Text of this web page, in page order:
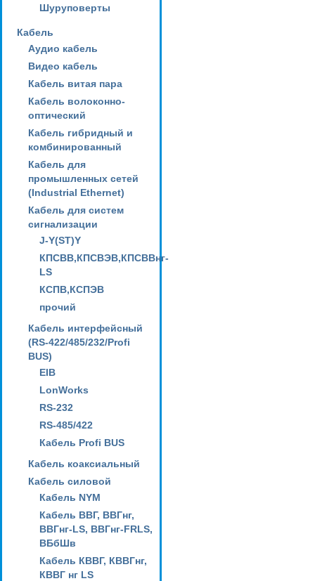
Шуруповерты
Кабель
Аудио кабель
Видео кабель
Кабель витая пара
Кабель волоконно-
оптический
Кабель гибридный и
комбинированный
Кабель для
промышленных сетей
(Industrial Ethernet)
Кабель для систем
сигнализации
J-Y(ST)Y
КПСВВ,КПСВЭВ,КПСВВнг-
LS
КСПВ,КСПЭВ
прочий
Кабель интерфейсный
(RS-422/485/232/Profi
BUS)
EIB
LonWorks
RS-232
RS-485/422
Кабель Profi BUS
Кабель коаксиальный
Кабель силовой
Кабель NYM
Кабель ВВГ, ВВГнг,
ВВГнг-LS, ВВГнг-FRLS,
ВБбШв
Кабель КВВГ, КВВГнг,
КВВГ нг LS